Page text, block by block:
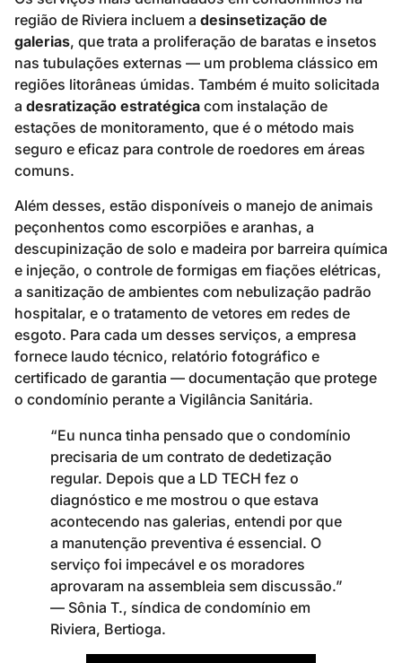
região de Riviera incluem a desinsetização de
galerias, que trata a proliferação de baratas e insetos
nas tubulações externas — um problema clássico em
regiões litorâneas úmidas. Também é muito solicitada
a desratização estratégica com instalação de
estações de monitoramento, que é o método mais
seguro e eficaz para controle de roedores em áreas
comuns.
Além desses, estão disponíveis o manejo de animais
peçonhentos como escorpiões e aranhas, a
descupinização de solo e madeira por barreira química
e injeção, o controle de formigas em fiações elétricas,
a sanitização de ambientes com nebulização padrão
hospitalar, e o tratamento de vetores em redes de
esgoto. Para cada um desses serviços, a empresa
fornece laudo técnico, relatório fotográfico e
certificado de garantia — documentação que protege
o condomínio perante a Vigilância Sanitária.
“Eu nunca tinha pensado que o condomínio
precisaria de um contrato de dedetização
regular. Depois que a LD TECH fez o
diagnóstico e me mostrou o que estava
acontecendo nas galerias, entendi por que
a manutenção preventiva é essencial. O
serviço foi impecável e os moradores
aprovaram na assembleia sem discussão.”
— Sônia T., síndica de condomínio em
Riviera, Bertioga.